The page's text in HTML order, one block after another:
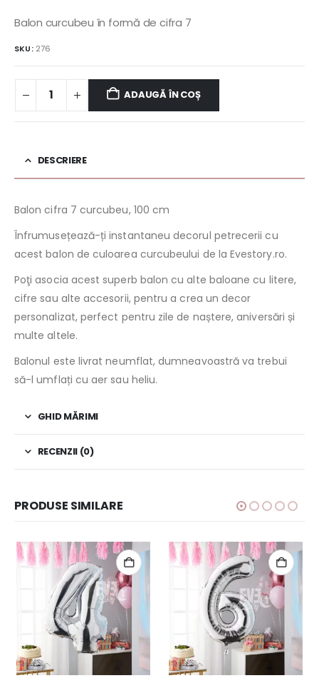
Balon curcubeu în formă de cifra 7
SKU: 276
ADAUGĂ ÎN COȘ
DESCRIERE
Balon cifra 7 curcubeu, 100 cm
Înfrumusețează-ți instantaneu decorul petrecerii cu
acest balon de culoarea curcubeului de la Evestory.ro.
Poţi asocia acest superb balon cu alte baloane cu litere,
cifre sau alte accesorii, pentru a crea un decor
personalizat, perfect pentru zile de naștere, aniversări și
multe altele.
Balonul este livrat neumflat, dumneavoastră va trebui
să-l umflați cu aer sau heliu.
GHID MĂRIMI
RECENZII (0)
PRODUSE SIMILARE